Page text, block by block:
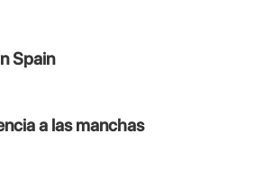
Spain
a las manchas